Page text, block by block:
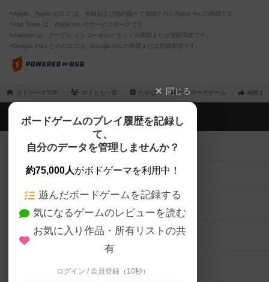
※Apple、Apple のロゴ は、米国および他の国々で登録されたApple Inc.の商標です。
※App Store は、Apple Inc.のサービスマークです。
※Android は、グーグル インコーポレイテッドの商標または登録商標です。
※Google Play とそのロゴは、Google Inc.の商標または登録商標です。
ボドゲーマTOP ボドとも一覧 たかぴ マイボードゲーム 経験あ
閉じる
ボードゲームのプレイ履歴を記録し
て、
自分のデータを管理しませんか？
約75,000人がボドゲーマを利用中！
遊んだボードゲームを記録する
気になるゲームのレビューを読む
お気に入り作品・所有リストの共
有
ログイン / 会員登録（10秒）
ボドゲーマTOP
ボードゲームを検索する
ボードゲームの新着レビュー
ボードゲーム会情報
メカニクス特集
掲示板・トピックス